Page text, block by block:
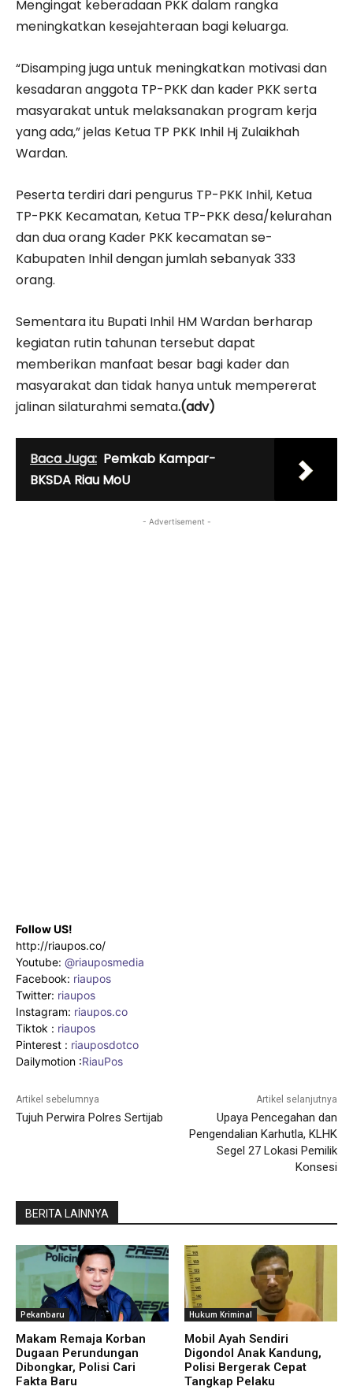
Mengingat keberadaan PKK dalam rangka
meningkatkan kesejahteraan bagi keluarga.
“Disamping juga untuk meningkatkan motivasi dan
kesadaran anggota TP-PKK dan kader PKK serta
masyarakat untuk melaksanakan program kerja
yang ada,” jelas Ketua TP PKK Inhil Hj Zulaikhah
Wardan.
Peserta terdiri dari pengurus TP-PKK Inhil, Ketua
TP-PKK Kecamatan, Ketua TP-PKK desa/kelurahan
dan dua orang Kader PKK kecamatan se-
Kabupaten Inhil dengan jumlah sebanyak 333
orang.
Sementara itu Bupati Inhil HM Wardan berharap
kegiatan rutin tahunan tersebut dapat
memberikan manfaat besar bagi kader dan
masyarakat dan tidak hanya untuk mempererat
jalinan silaturahmi semata.(adv)
Baca Juga: Pemkab Kampar-
BKSDA Riau MoU
- Advertisement -
Follow US!
http://riaupos.co/
Youtube: @riauposmedia
Facebook: riaupos
Twitter: riaupos
Instagram: riaupos.co
Tiktok : riaupos
Pinterest : riauposdotco
Dailymotion :RiauPos
Artikel sebelumnya
Tujuh Perwira Polres Sertijab
Artikel selanjutnya
Upaya Pencegahan dan
Pengendalian Karhutla, KLHK
Segel 27 Lokasi Pemilik
Konsesi
BERITA LAINNYA
Pekanbaru
Makam Remaja Korban
Dugaan Perundungan
Dibongkar, Polisi Cari
Fakta Baru
Hukum Kriminal
Mobil Ayah Sendiri
Digondol Anak Kandung,
Polisi Bergerak Cepat
Tangkap Pelaku